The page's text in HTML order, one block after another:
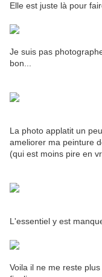
Elle est juste là pour
Je suis pas
bon...
La photo applatit un
ameliorer ma peinture
(qui est moins pire en
L'essentiel y est
Voila il ne me reste